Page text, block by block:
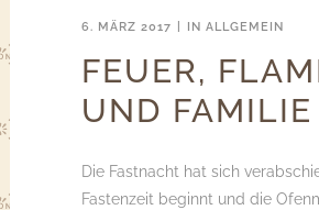
6. MÄRZ 2017 IN ALLGEMEIN
FEUER,
UND FAMILIE
Die Fastnacht hat sich
Fastenzeit beginnt und die